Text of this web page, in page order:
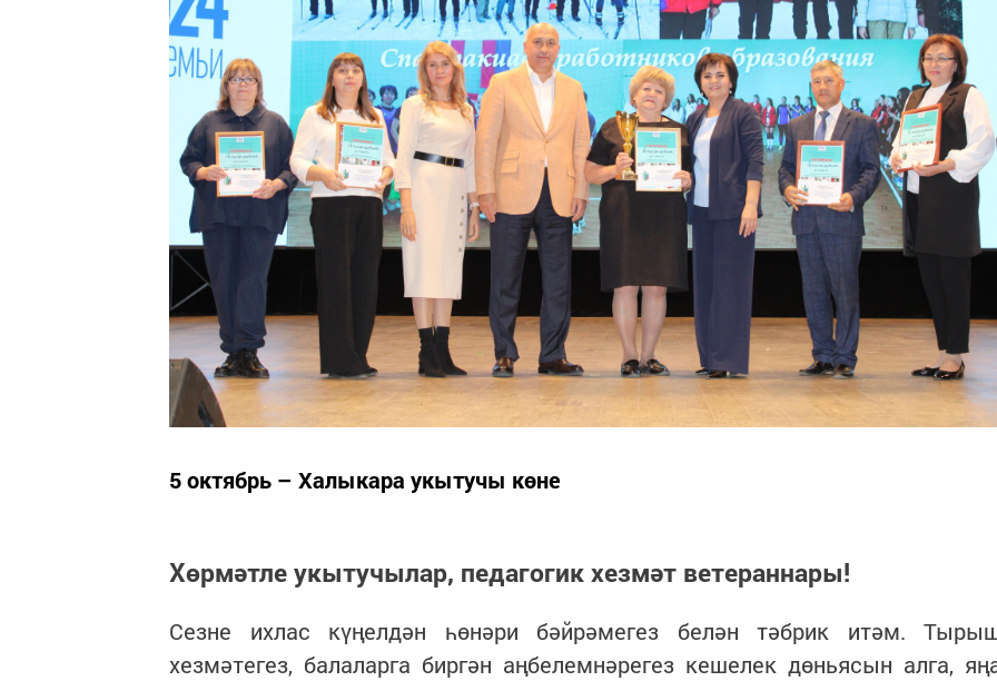
5 октябрь – Халыкара укытучы көне
Хөрмәтле укытучылар, педагогик хезмәт ветераннары!
Сезне ихлас күңелдән һөнәри бәйрәмегез белән тәбрик итәм.
хезмәтегез, балаларга биргән аңбелемнәрегез кешелек дөньясын алга,